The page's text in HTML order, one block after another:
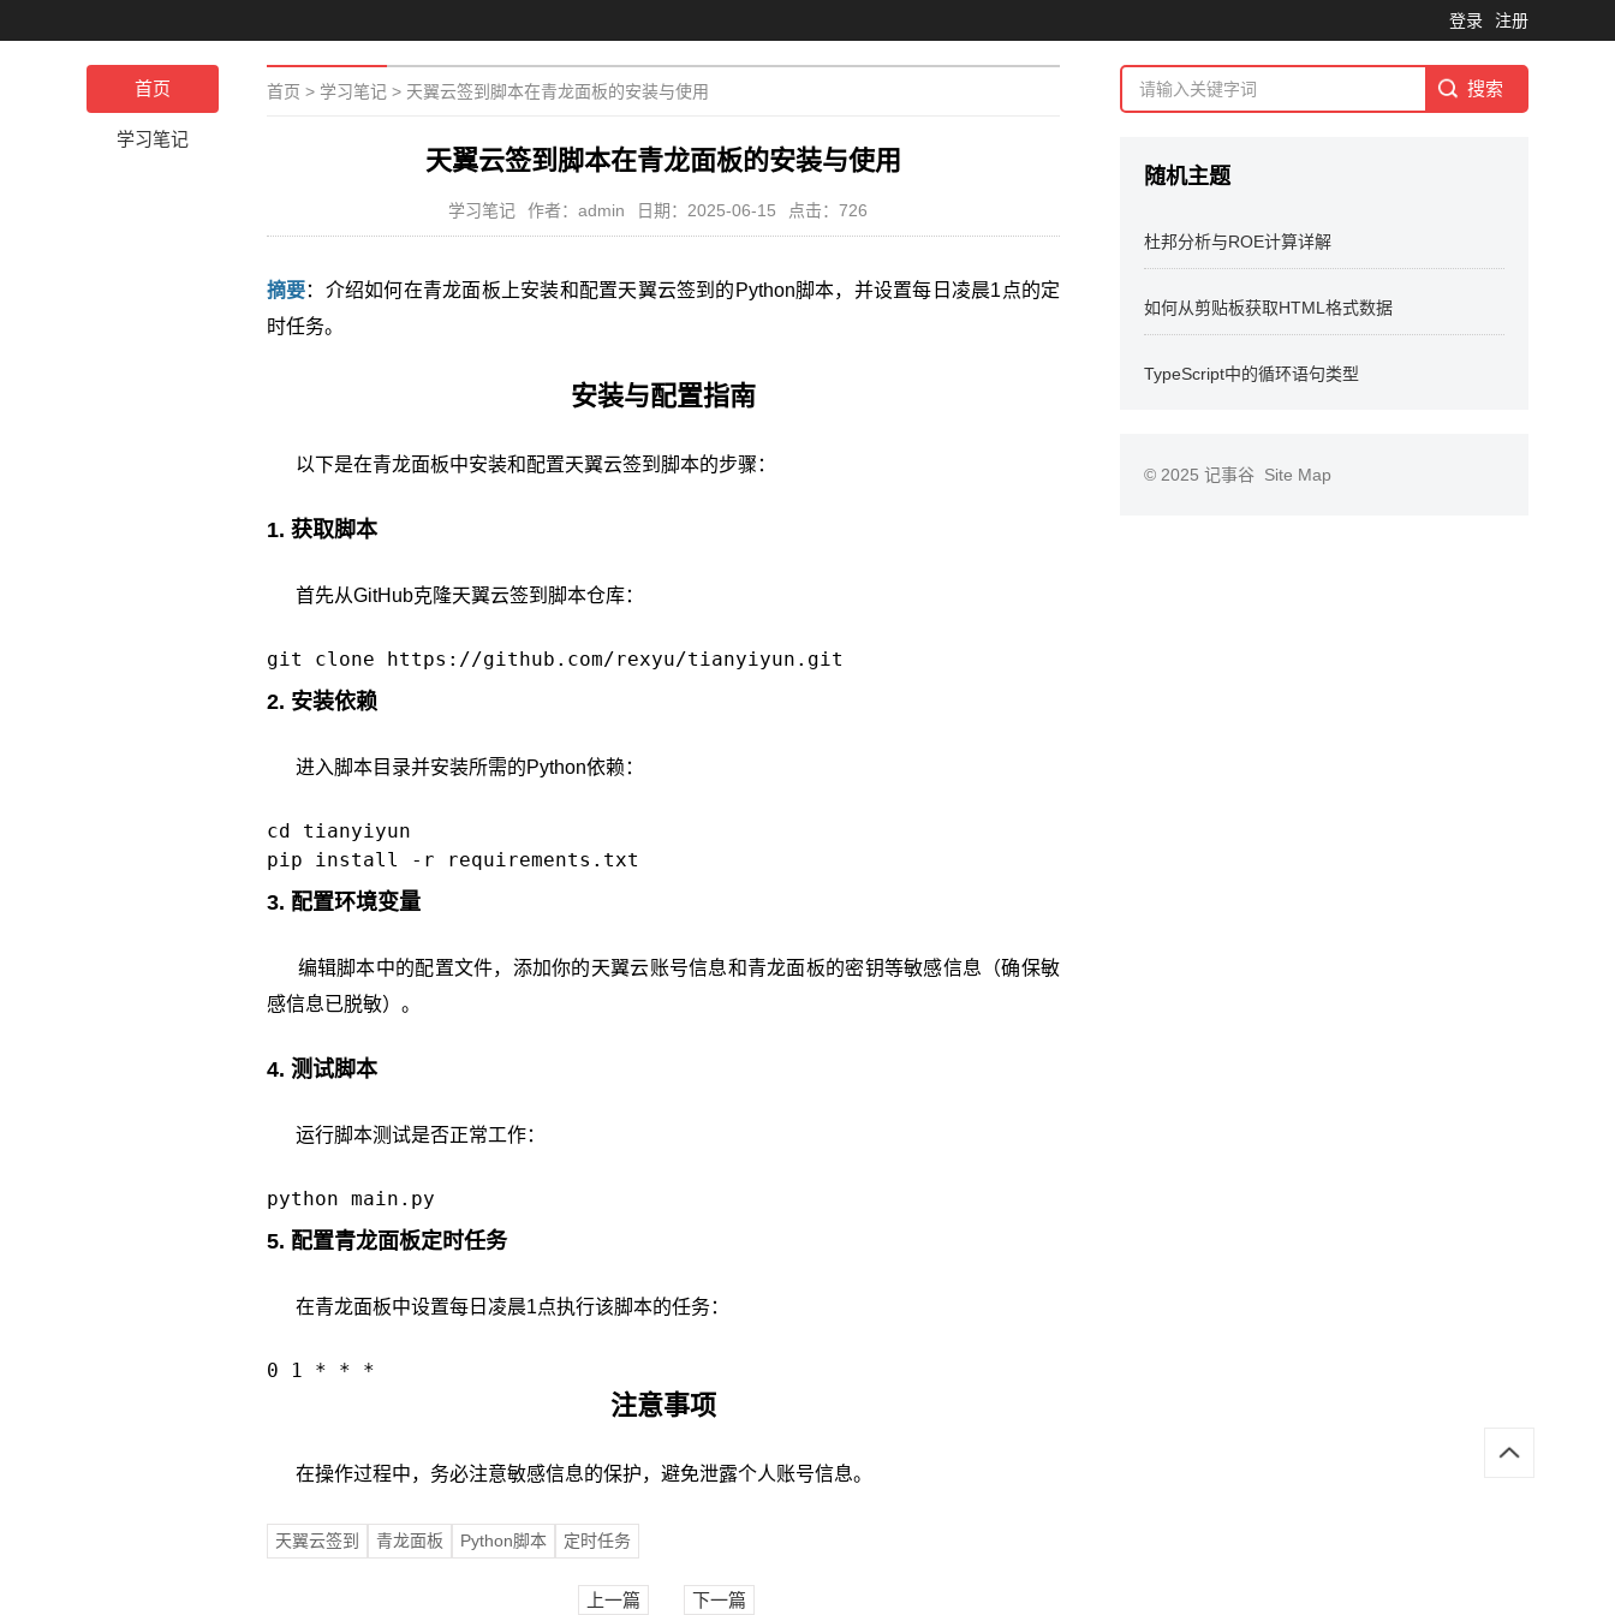
登录 注册
首页
学习笔记
首页 > 学习笔记 > 天翼云签到脚本在青龙面板的安装与使用
天翼云签到脚本在青龙面板的安装与使用
学习笔记 作者：admin 日期：2025-06-15 点击：726
摘要：介绍如何在青龙面板上安装和配置天翼云签到的Python脚本，并设置每日凌晨1点的定
时任务。
安装与配置指南
以下是在青龙面板中安装和配置天翼云签到脚本的步骤：
1. 获取脚本
首先从GitHub克隆天翼云签到脚本仓库：
2. 安装依赖
进入脚本目录并安装所需的Python依赖：
cd tianyiyun
3. 配置环境变量
编辑脚本中的配置文件，添加你的天翼云账号信息和青龙面板的密钥等敏感信息（确保敏
感信息已脱敏）。
4. 测试脚本
运行脚本测试是否正常工作：
5. 配置青龙面板定时任务
在青龙面板中设置每日凌晨1点执行该脚本的任务：
注意事项
在操作过程中，务必注意敏感信息的保护，避免泄露个人账号信息。
天翼云签到 青龙面板 Python脚本 定时任务
上一篇 下一篇
随机主题
杜邦分析与ROE计算详解
如何从剪贴板获取HTML格式数据
TypeScript中的循环语句类型
© 2025 记事谷 Site Map